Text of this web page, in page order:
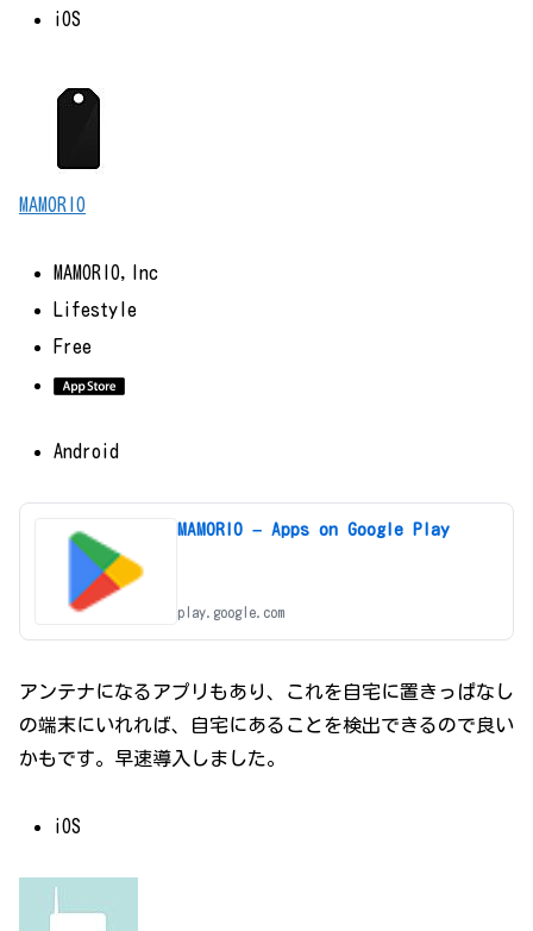
iOS
MAMORIO
MAMORIO,Inc
Lifestyle
Free
Android
MAMORIO – Apps on Google Play
play.google.com
アンテナになるアプリもあり、これを自宅に置きっぱなし
の端末にいれれば、自宅にあることを検出できるので良い
かもです。早速導入しました。
iOS